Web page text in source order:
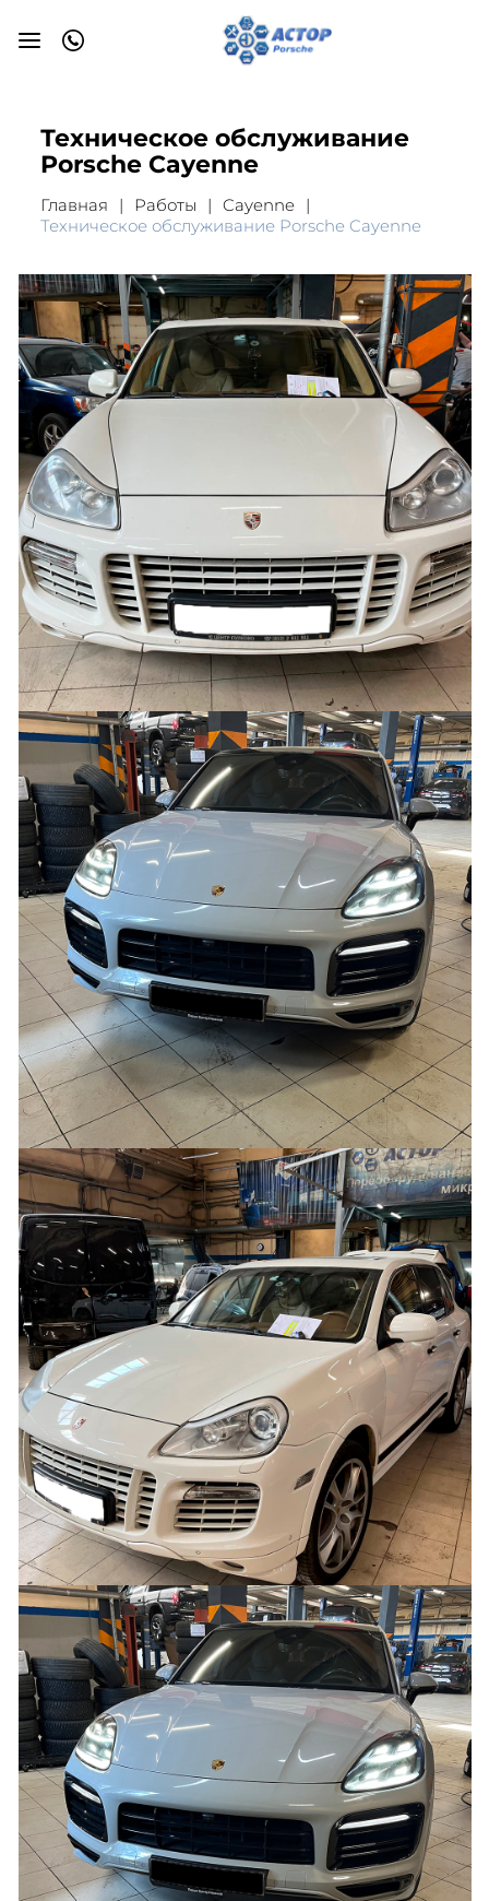
Техническое обслуживание
Porsche Cayenne
Главная Работы
Cayenne
Техническое обслуживание Porsche Cayenne